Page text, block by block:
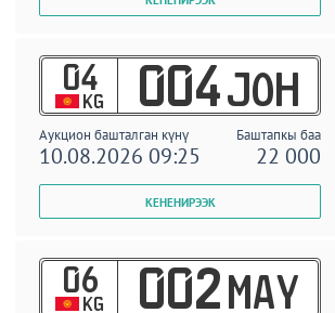
04
KG 004 JOH
Аукцион башталган күнү Баштапкы баа
10.08.2026 09:25 22 000
06
KG 002 MAY